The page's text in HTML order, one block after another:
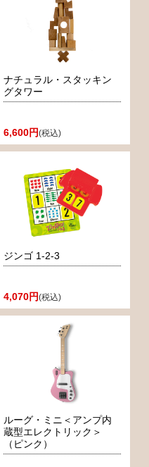
ナチュラル・スタッキン
グタワー
6,600円(税込)
ジンゴ 1-2-3
4,070円(税込)
ルーグ・ミニ＜アンプ内
蔵型エレクトリック＞
（ピンク）